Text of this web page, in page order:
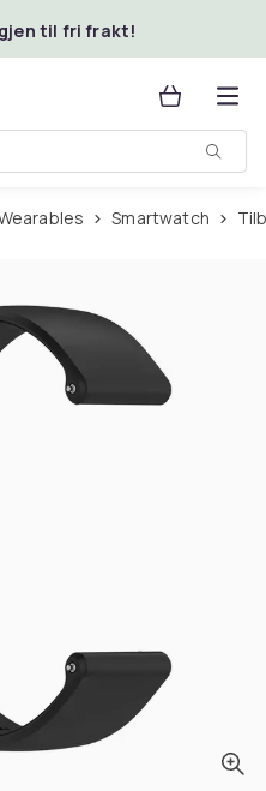
til fri frakt!
Wearables Smartwatch